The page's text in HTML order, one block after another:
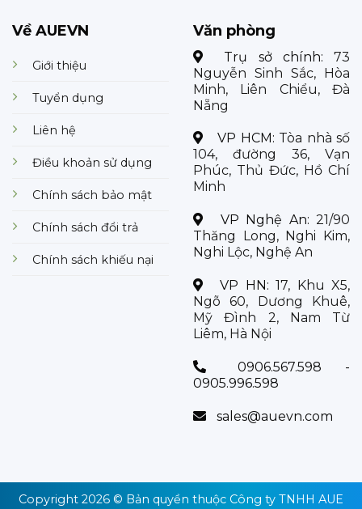
Về AUEVN
Giới thiệu
Tuyển dụng
Liên hệ
Điều khoản sử dụng
Chính sách bảo mật
Chính sách đổi trả
Chính sách khiếu nại
Văn phòng
Trụ sở chính: 73
Nguyễn Sinh Sắc, Hòa
Minh, Liên Chiểu, Đà
Nẵng
VP HCM: Tòa nhà số
104, đường 36, Vạn
Phúc, Thủ Đức, Hồ Chí
Minh
VP Nghệ An: 21/90
Thăng Long, Nghi Kim,
Nghi Lộc, Nghệ An
VP HN:17, Khu X5,
Ngõ 60, Dương Khuê,
Mỹ Đình 2, Nam Từ
Liêm, Hà Nội
0906.567.598 -
0905.996.598
sales@auevn.com
Copyright 2026 © Bản quyền thuộc Công ty TNHH AUE